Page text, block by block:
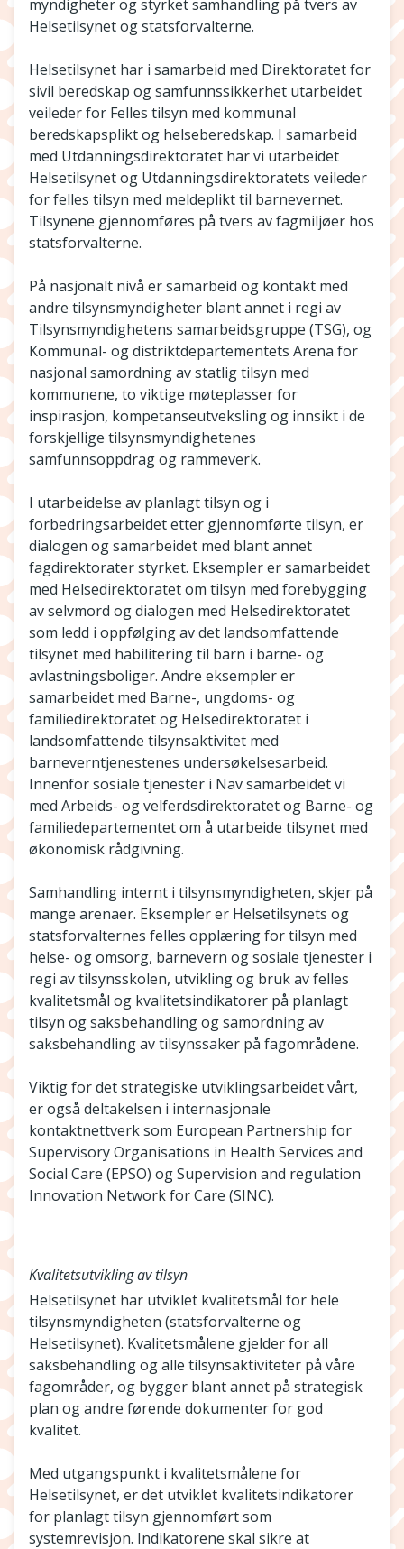
myndigheter og styrket samhandling på tvers av
Helsetilsynet og statsforvalterne.
Helsetilsynet har i samarbeid med Direktoratet for
sivil beredskap og samfunnssikkerhet utarbeidet
veileder for Felles tilsyn med kommunal
beredskapsplikt og helseberedskap. I samarbeid
med Utdanningsdirektoratet har vi utarbeidet
Helsetilsynet og Utdanningsdirektoratets veileder
for felles tilsyn med meldeplikt til barnevernet.
Tilsynene gjennomføres på tvers av fagmiljøer hos
statsforvalterne.
På nasjonalt nivå er samarbeid og kontakt med
andre tilsynsmyndigheter blant annet i regi av
Tilsynsmyndighetens samarbeidsgruppe (TSG), og
Kommunal- og distriktdepartementets Arena for
nasjonal samordning av statlig tilsyn med
kommunene, to viktige møteplasser for
inspirasjon, kompetanseutveksling og innsikt i de
forskjellige tilsynsmyndighetenes
samfunnsoppdrag og rammeverk.
I utarbeidelse av planlagt tilsyn og i
forbedringsarbeidet etter gjennomførte tilsyn, er
dialogen og samarbeidet med blant annet
fagdirektorater styrket. Eksempler er samarbeidet
med Helsedirektoratet om tilsyn med forebygging
av selvmord og dialogen med Helsedirektoratet
som ledd i oppfølging av det landsomfattende
tilsynet med habilitering til barn i barne- og
avlastningsboliger. Andre eksempler er
samarbeidet med Barne-, ungdoms- og
familiedirektoratet og Helsedirektoratet i
landsomfattende tilsynsaktivitet med
barneverntjenestenes undersøkelsesarbeid.
Innenfor sosiale tjenester i Nav samarbeidet vi
med Arbeids- og velferdsdirektoratet og Barne- og
familiedepartementet om å utarbeide tilsynet med
økonomisk rådgivning.
Samhandling internt i tilsynsmyndigheten, skjer på
mange arenaer. Eksempler er Helsetilsynets og
statsforvalternes felles opplæring for tilsyn med
helse- og omsorg, barnevern og sosiale tjenester i
regi av tilsynsskolen, utvikling og bruk av felles
kvalitetsmål og kvalitetsindikatorer på planlagt
tilsyn og saksbehandling og samordning av
saksbehandling av tilsynssaker på fagområdene.
Viktig for det strategiske utviklingsarbeidet vårt,
er også deltakelsen i internasjonale
kontaktnettverk som European Partnership for
Supervisory Organisations in Health Services and
Social Care (EPSO) og Supervision and regulation
Innovation Network for Care (SINC).
Kvalitetsutvikling av tilsyn
Helsetilsynet har utviklet kvalitetsmål for hele
tilsynsmyndigheten (statsforvalterne og
Helsetilsynet). Kvalitetsmålene gjelder for all
saksbehandling og alle tilsynsaktiviteter på våre
fagområder, og bygger blant annet på strategisk
plan og andre førende dokumenter for god
kvalitet.
Med utgangspunkt i kvalitetsmålene for
Helsetilsynet, er det utviklet kvalitetsindikatorer
for planlagt tilsyn gjennomført som
systemrevisjon. Indikatorene skal sikre at